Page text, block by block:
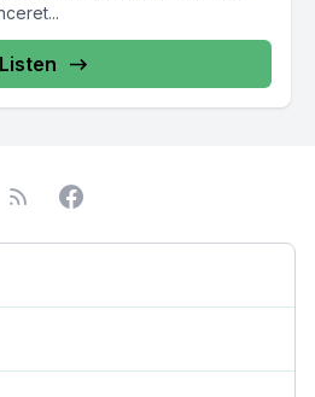
Listen